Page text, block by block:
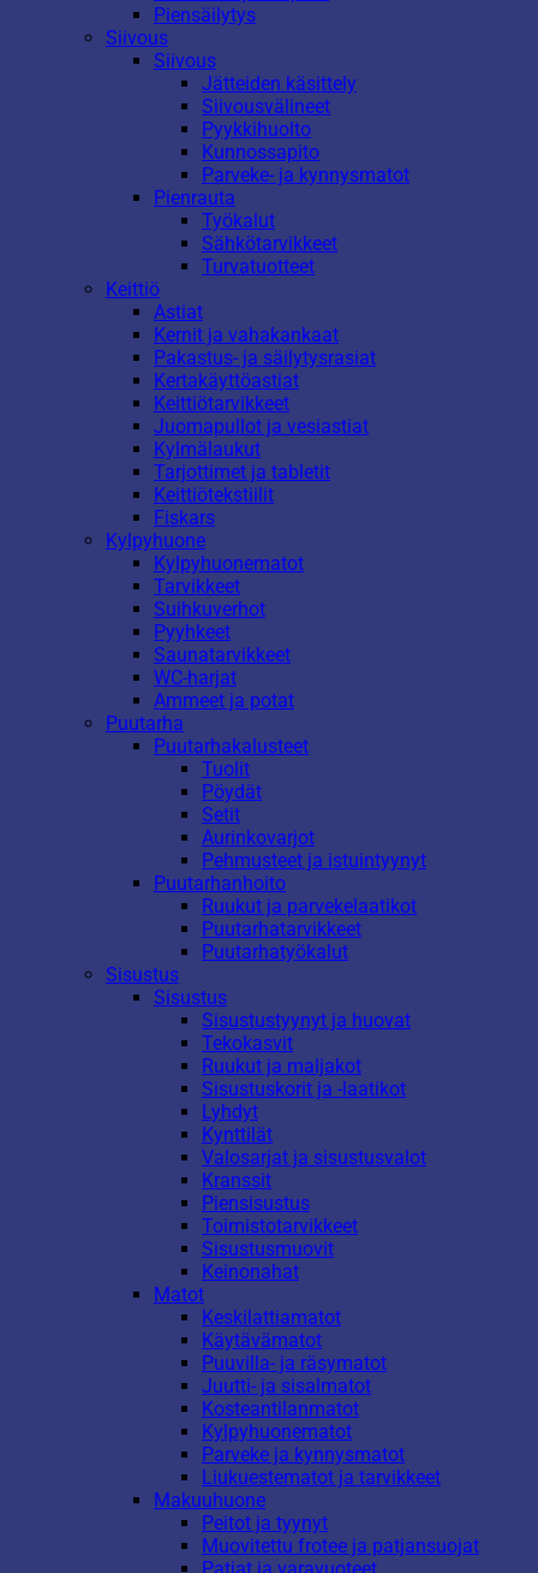
Piensäilytys
Siivous
Siivous
Jätteiden käsittely
Siivousvälineet
Pyykkihuolto
Kunnossapito
Parveke- ja kynnysmatot
Pienrauta
Työkalut
Sähkötarvikkeet
Turvatuotteet
Keittiö
Astiat
Kernit ja vahakankaat
Pakastus- ja säilytysrasiat
Kertakäyttöastiat
Keittiötarvikkeet
Juomapullot ja vesiastiat
Kylmälaukut
Tarjottimet ja tabletit
Keittiötekstiilit
Fiskars
Kylpyhuone
Kylpyhuonematot
Tarvikkeet
Suihkuverhot
Pyyhkeet
Saunatarvikkeet
WC-harjat
Ammeet ja potat
Puutarha
Puutarhakalusteet
Tuolit
Pöydät
Setit
Aurinkovarjot
Pehmusteet ja istuintyynyt
Puutarhanhoito
Ruukut ja parvekelaatikot
Puutarhatarvikkeet
Puutarhatyökalut
Sisustus
Sisustus
Sisustustyynyt ja huovat
Tekokasvit
Ruukut ja maljakot
Sisustuskorit ja -laatikot
Lyhdyt
Kynttilät
Valosarjat ja sisustusvalot
Kranssit
Piensisustus
Toimistotarvikkeet
Sisustusmuovit
Keinonahat
Matot
Keskilattiamatot
Käytävämatot
Puuvilla- ja räsymatot
Juutti- ja sisalmatot
Kosteantilanmatot
Kylpyhuonematot
Parveke ja kynnysmatot
Liukuestematot ja tarvikkeet
Makuuhuone
Peitot ja tyynyt
Muovitettu frotee ja patjansuojat
Patjat ja varavuoteet